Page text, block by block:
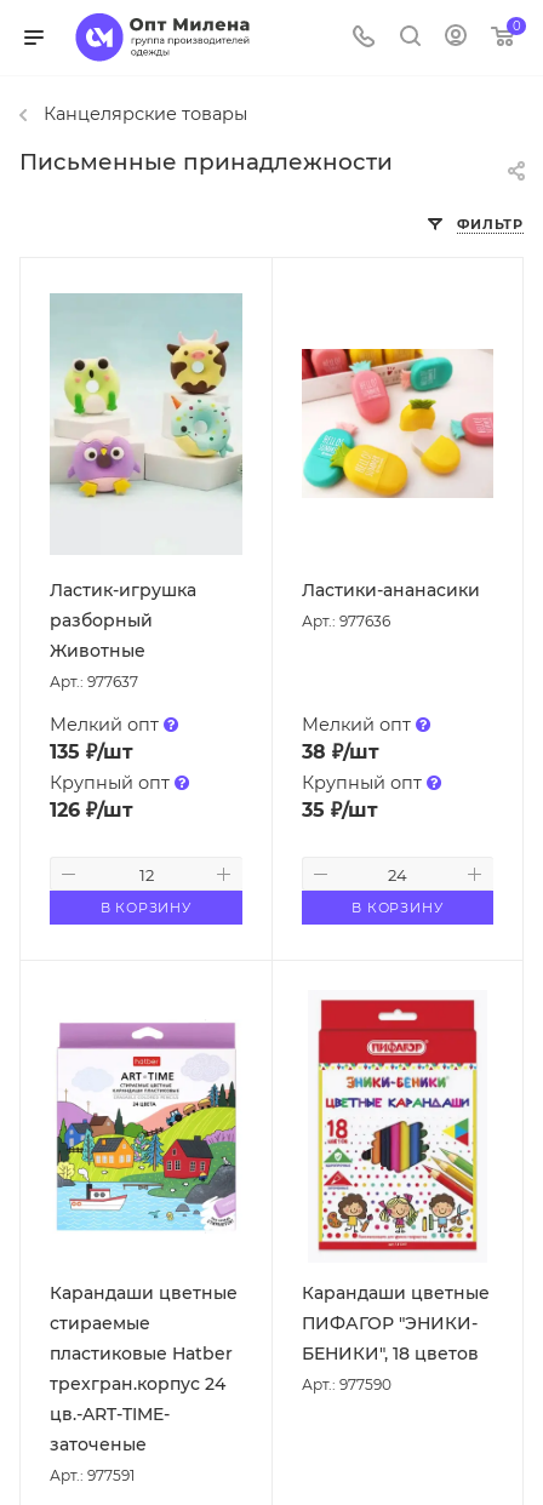
0
Канцелярские товары
Письменные принадлежности
ФИЛЬТР
Ластик-игрушка
разборный
Животные
Арт.: 977637
Мелкий опт
135 ₽/шт
Крупный опт
126 ₽/шт
В КОРЗИНУ
Ластики-ананасики
Арт.: 977636
Мелкий опт
38 ₽/шт
Крупный опт
35 ₽/шт
В КОРЗИНУ
Карандаши цветные
стираемые
пластиковые Hatber
трехгран.корпус 24
цв.-ART-TIME-
заточеные
Арт.: 977591
Карандаши цветные
ПИФАГОР "ЭНИКИ-
БЕНИКИ", 18 цветов
Арт.: 977590